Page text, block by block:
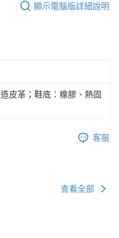
顯示電腦版詳細說明
皮革；鞋底：橡膠、熱固
客服
查看全部